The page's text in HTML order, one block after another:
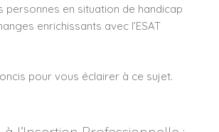
personnes en situation de handicap
enrichissants avec l’ESAT
pour vous éclairer à ce sujet.